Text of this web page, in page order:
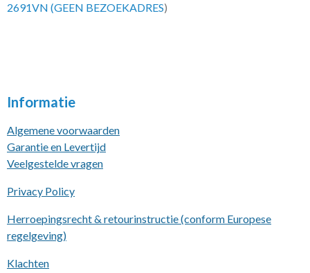
2691VN (GEEN BEZOEKADRES)
Informatie
Algemene voorwaarden
Garantie en Levertijd
Veelgestelde vragen
Privacy Policy
Herroepingsrecht & retourinstructie (conform Europese
regelgeving)
Klachten